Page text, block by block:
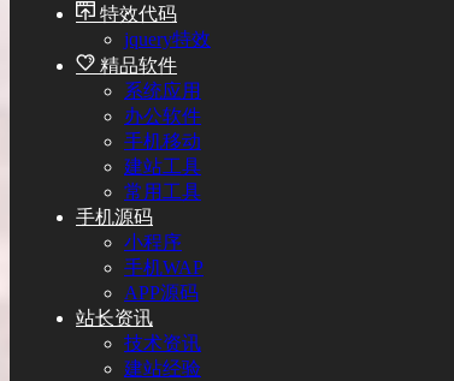
特效代码
jquery特效
精品软件
系统应用
办公软件
手机移动
建站工具
常用工具
手机源码
小程序
手机WAP
APP源码
站长资讯
技术资讯
建站经验